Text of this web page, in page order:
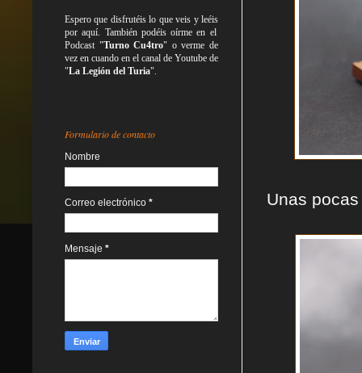
Unas
Espero que disfrutéis lo queveis yleéis
por aquí. También podéis oírme en el
Podcast "Turno Cu4tro" o verme de
vez en cuando en el canal de Youtube de
"La Legión del Turia".
Formulario de contacto
Nombre
Correo electrónico *
Mensaje *